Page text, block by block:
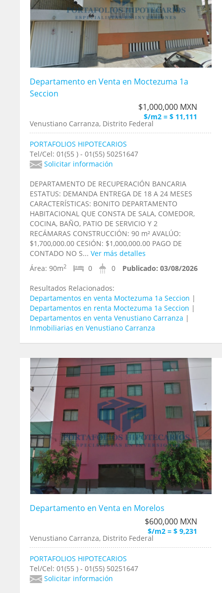
Departamento en Venta en Moctezuma 1a
Seccion
$1,000,000 MXN
$/m2 = $ 11,111
Venustiano Carranza, Distrito Federal
PORTAFOLIOS HIPOTECARIOS
Tel/Cel: 01(55 ) - 01(55) 50251647
Solicitar información
DEPARTAMENTO DE RECUPERACIÓN BANCARIA
ESTATUS: DEMANDA ENTREGA DE 18 A 24 MESES
CARACTERÍSTICAS: BONITO DEPARTAMENTO
HABITACIONAL QUE CONSTA DE SALA, COMEDOR,
COCINA, BAÑO, PATIO DE SERVICIO Y 2
RECÁMARAS CONSTRUCCIÓN: 90 m² AVALÚO:
$1,700,000.00 CESIÓN: $1,000,000.00 PAGO DE
CONTADO NO S... Ver más detalles
Área: 90m2 0 0 Publicado: 03/08/2026
Resultados Relacionados:
Departamentos en venta Moctezuma 1a Seccion |
Departamentos en renta Moctezuma 1a Seccion |
Departamentos en venta Venustiano Carranza |
Inmobiliarias en Venustiano Carranza
Departamento en Venta en Morelos
$600,000 MXN
$/m2 = $ 9,231
Venustiano Carranza, Distrito Federal
PORTAFOLIOS HIPOTECARIOS
Tel/Cel: 01(55 ) - 01(55) 50251647
Solicitar información